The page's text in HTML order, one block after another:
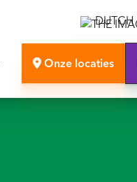
DUTCH
 Onze locaties